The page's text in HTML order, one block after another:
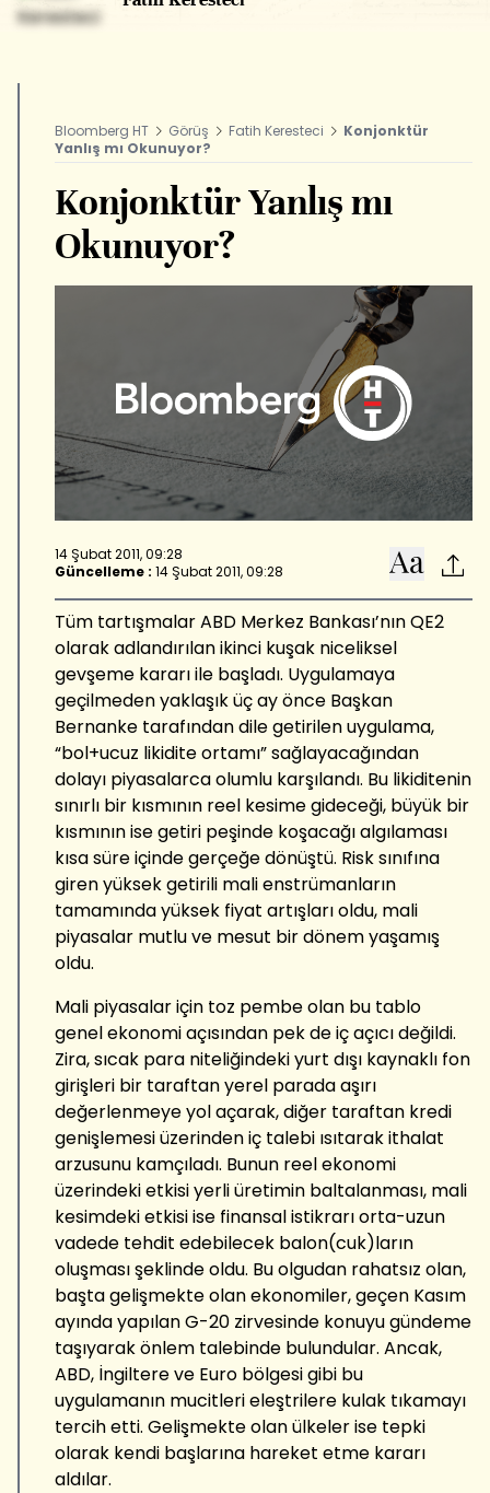
Bloomberg HT Görüş Fatih Keresteci
Konjonktür
Yanlış mı Okunuyor?
Konjonktür Yanlış mı
Okunuyor?
14 Şubat 2011, 09:28
Güncelleme : 14 Şubat 2011, 09:28
Tüm tartışmalar ABD Merkez Bankası’nın QE2
olarak adlandırılan ikinci kuşak niceliksel
gevşeme kararı ile başladı. Uygulamaya
geçilmeden yaklaşık üç ay önce Başkan
Bernanke tarafından dile getirilen uygulama,
“bol+ucuz likidite ortamı” sağlayacağından
dolayı piyasalarca olumlu karşılandı. Bu likiditenin
sınırlı bir kısmının reel kesime gideceği, büyük bir
kısmının ise getiri peşinde koşacağı algılaması
kısa süre içinde gerçeğe dönüştü. Risk sınıfına
giren yüksek getirili mali enstrümanların
tamamında yüksek fiyat artışları oldu, mali
piyasalar mutlu ve mesut bir dönem yaşamış
oldu.
Mali piyasalar için toz pembe olan bu tablo
genel ekonomi açısından pek de iç açıcı değildi.
Zira, sıcak para niteliğindeki yurt dışı kaynaklı fon
girişleri bir taraftan yerel parada aşırı
değerlenmeye yol açarak, diğer taraftan kredi
genişlemesi üzerinden iç talebi ısıtarak ithalat
arzusunu kamçıladı. Bunun reel ekonomi
üzerindeki etkisi yerli üretimin baltalanması, mali
kesimdeki etkisi ise finansal istikrarı orta-uzun
vadede tehdit edebilecek balon(cuk)ların
oluşması şeklinde oldu. Bu olgudan rahatsız olan,
başta gelişmekte olan ekonomiler, geçen Kasım
ayında yapılan G-20 zirvesinde konuyu gündeme
taşıyarak önlem talebinde bulundular. Ancak,
ABD, İngiltere ve Euro bölgesi gibi bu
uygulamanın mucitleri eleştrilere kulak tıkamayı
tercih etti. Gelişmekte olan ülkeler ise tepki
olarak kendi başlarına hareket etme kararı
aldılar.